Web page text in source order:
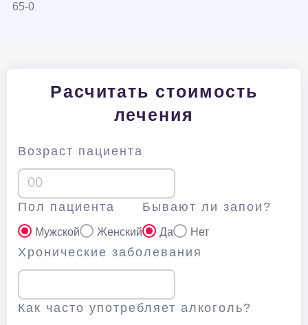
65-0
Расчитать стоимость
лечения
Возраст пациента
Пол пациента
Мужской Женский
Бывают ли запои?
Да Нет
Хронические заболевания
Как часто употребляет алкоголь?